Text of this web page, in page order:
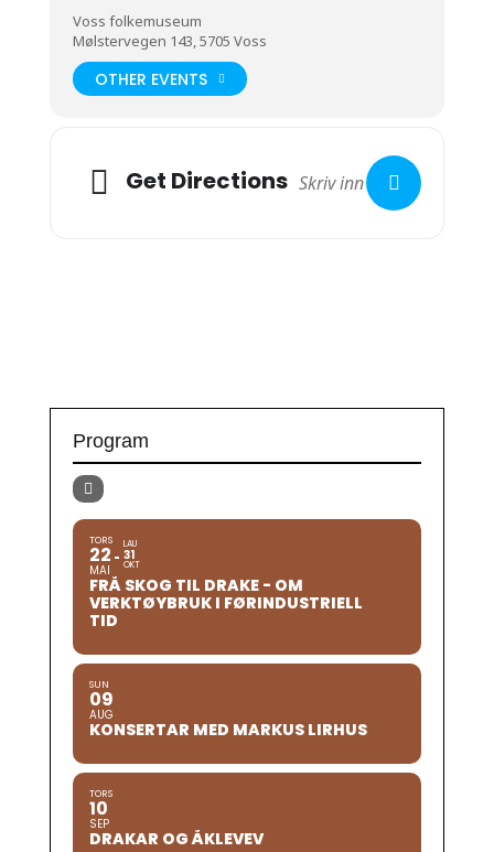
Voss folkemuseum
Mølstervegen 143, 5705 Voss
OTHER EVENTS
Get Directions
Program
TORS
22
MAI
LAU
31
OKT
FRÅ SKOG TIL DRAKE - OM
VERKTØYBRUK I FØRINDUSTRIELL
TID
SUN
09
AUG
KONSERTAR MED MARKUS LIRHUS
TORS
10
SEP
DRAKAR OG ÅKLEVEV